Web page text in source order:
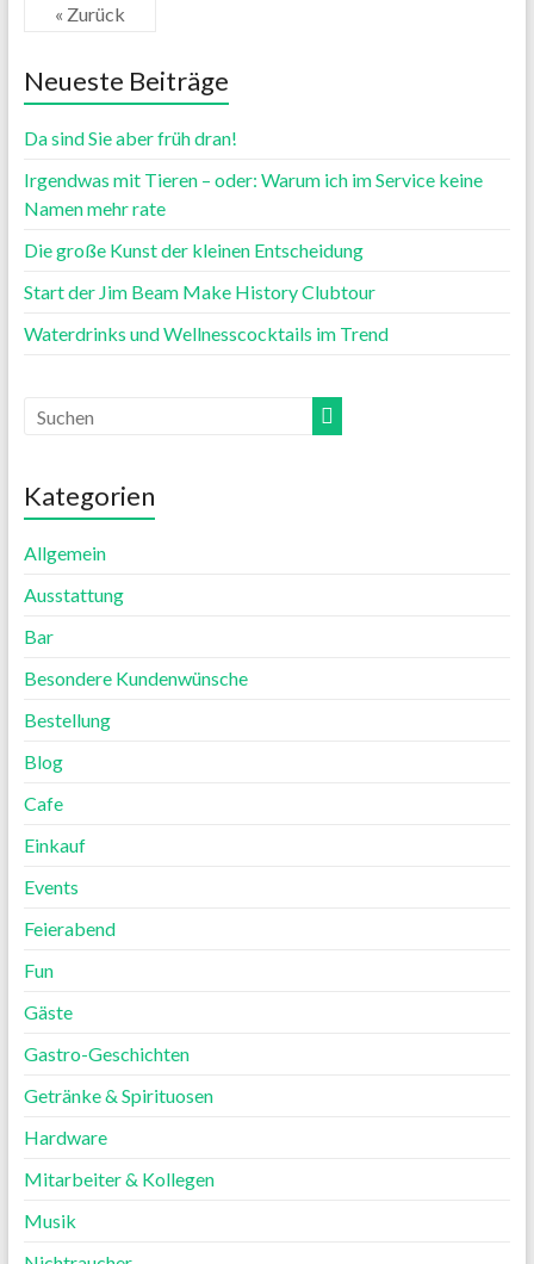
« Zurück
Neueste Beiträge
Da sind Sie aber früh dran!
Irgendwas mit Tieren – oder: Warum ich im Service keine
Namen mehr rate
Die große Kunst der kleinen Entscheidung
Start der Jim Beam Make History Clubtour
Waterdrinks und Wellnesscocktails im Trend
Kategorien
Allgemein
Ausstattung
Bar
Besondere Kundenwünsche
Bestellung
Blog
Cafe
Einkauf
Events
Feierabend
Fun
Gäste
Gastro-Geschichten
Getränke & Spirituosen
Hardware
Mitarbeiter & Kollegen
Musik